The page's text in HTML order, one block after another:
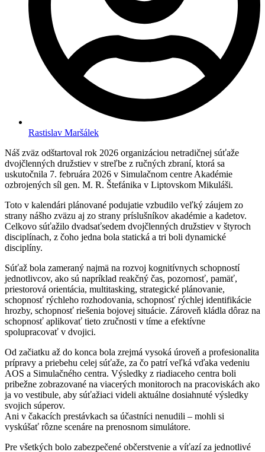
Rastislav Maršálek
Náš zväz odštartoval rok 2026 organizáciou netradičnej súťaže
dvojčlenných družstiev v streľbe z ručných zbraní, ktorá sa
uskutočnila 7. februára 2026 v Simulačnom centre Akadémie
ozbrojených síl gen. M. R. Štefánika v Liptovskom Mikuláši.
Toto v kalendári plánované podujatie vzbudilo veľký záujem zo
strany nášho zväzu aj zo strany príslušníkov akadémie a kadetov.
Celkovo súťažilo dvadsaťsedem dvojčlenných družstiev v štyroch
disciplínach, z čoho jedna bola statická a tri boli dynamické
disciplíny.
Súťaž bola zameraný najmä na rozvoj kognitívnych schopností
jednotlivcov, ako sú napríklad reakčný čas, pozornosť, pamäť,
priestorová orientácia, multitasking, strategické plánovanie,
schopnosť rýchleho rozhodovania, schopnosť rýchlej identifikácie
hrozby, schopnosť riešenia bojovej situácie. Zároveň kládla dôraz na
schopnosť aplikovať tieto zručnosti v tíme a efektívne
spolupracovať v dvojici.
Od začiatku až do konca bola zrejmá vysoká úroveň a profesionalita
prípravy a priebehu celej súťaže, za čo patrí veľká vďaka vedeniu
AOS a Simulačného centra. Výsledky z riadiaceho centra boli
pribežne zobrazované na viacerých monitoroch na pracoviskách ako
ja vo vestibule, aby súťažiaci videli aktuálne dosiahnuté výsledky
svojich súperov.
Ani v čakacích prestávkach sa účastníci nenudili – mohli si
vyskúšať rôzne scenáre na prenosnom simulátore.
Pre všetkých bolo zabezpečené občerstvenie a víťazí za jednotlivé